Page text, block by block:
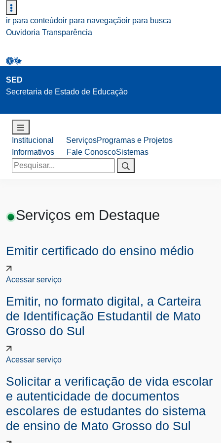
ir para conteúdo ir para navegaçãoir para busca
Ouvidoria Transparência
SED
Secretaria de Estado de Educação
Institucional ServiçosProgramas e Projetos
Informativos
Fale ConoscoSistemas
Pesquisar
por:
Serviços em Destaque
Emitir certificado do ensino médio
Acessar serviço
Emitir, no formato digital, a
Carteira de Identificação...
Acessar serviço
Solicitar a verificação de vida
escolar e autenticidade...
Acessar serviço
Solicitar curso normal médio –